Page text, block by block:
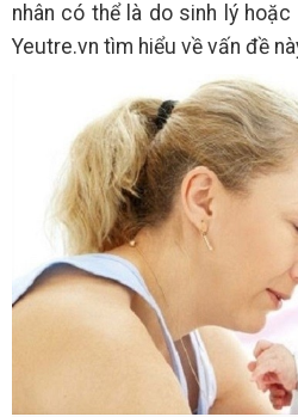
nhân có thể là do sinh lý hoặc
Yeutre.vn tìm hiểu về vấn đề